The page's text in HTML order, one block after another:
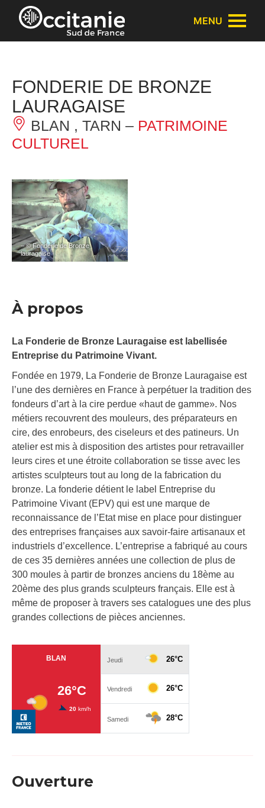
Panneau de gestion des cookies
MENU
FONDERIE DE BRONZE
LAURAGAISE
BLAN , TARN – PATRIMOINE
CULTUREL
– © Fonderie de Bronze
lauragaise
À propos
La Fonderie de Bronze Lauragaise est labellisée
Entreprise du Patrimoine Vivant.
Fondée en 1979, La Fonderie de Bronze Lauragaise est
l’une des dernières en France à perpétuer la tradition des
fondeurs d’art à la cire perdue «haut de gamme». Nos
métiers recouvrent des mouleurs, des préparateurs en
cire, des enrobeurs, des ciseleurs et des patineurs. Un
atelier est mis à disposition des artistes pour retravailler
leurs cires et une étroite collaboration se tisse avec les
artistes sculpteurs tout au long de la fabrication du
bronze. La fonderie détient le label Entreprise du
Patrimoine Vivant (EPV) qui est une marque de
reconnaissance de l’Etat mise en place pour distinguer
des entreprises françaises aux savoir-faire artisanaux et
industriels d’excellence. L’entreprise a fabriqué au cours
de ces 35 dernières années une collection de plus de
300 moules à partir de bronzes anciens du 18ème au
20ème des plus grands sculpteurs français. Elle est à
même de proposer à travers ses catalogues une des plus
grandes collections de pièces anciennes.
Ouverture